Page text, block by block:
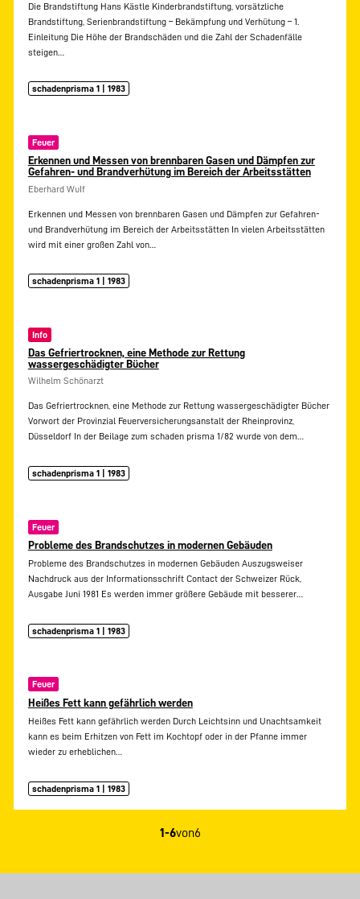
Die Brandstiftung Hans Kästle Kinderbrandstiftung, vorsätzliche
Brandstiftung, Serienbrandstiftung – Bekämpfung und Verhütung – 1.
Einleitung Die Höhe der Brandschäden und die Zahl der Schadenfälle
steigen…
schadenprisma 1 | 1983
Feuer
Erkennen und Messen von brennbaren Gasen und Dämpfen zur
Gefahren- und Brandverhütung im Bereich der Arbeitsstätten
Eberhard WuIf
Erkennen und Messen von brennbaren Gasen und Dämpfen zur Gefahren-
und Brandverhütung im Bereich der Arbeitsstätten In vielen Arbeitsstätten
wird mit einer großen Zahl von…
schadenprisma 1 | 1983
Info
Das Gefriertrocknen, eine Methode zur Rettung
wassergeschädigter Bücher
Wilhelm Schönarzt
Das Gefriertrocknen, eine Methode zur Rettung wassergeschädigter Bücher
Vorwort der Provinzial Feuerversicherungsanstalt der Rheinprovinz,
Düsseldorf In der Beilage zum schaden prisma 1/82 wurde von dem…
schadenprisma 1 | 1983
Feuer
Probleme des Brandschutzes in modernen Gebäuden
Probleme des Brandschutzes in modernen Gebäuden Auszugsweiser
Nachdruck aus der Informationsschrift Contact der Schweizer Rück,
Ausgabe Juni 1981 Es werden immer größere Gebäude mit besserer…
schadenprisma 1 | 1983
Feuer
Heißes Fett kann gefährlich werden
Heißes Fett kann gefährlich werden Durch Leichtsinn und Unachtsamkeit
kann es beim Erhitzen von Fett im Kochtopf oder in der Pfanne immer
wieder zu erheblichen…
schadenprisma 1 | 1983
1-6von6